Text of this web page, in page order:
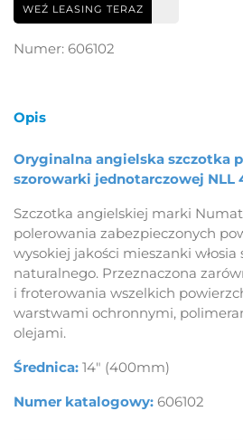
WEŹ LEASING TERAZ
Numer: 606102
Opis
Oryginalna angielska szczotka
szorowarki jednotarczowej NLL
Szczotka angielskiej marki
polerowania zabezpieczonych
wysokiej jakości mieszanki włosia
naturalnego. Przeznaczona
i froterowania wszelkich
warstwami ochronnymi,
olejami.
Średnica: 14" (400mm)
Numer katalogowy: 606102